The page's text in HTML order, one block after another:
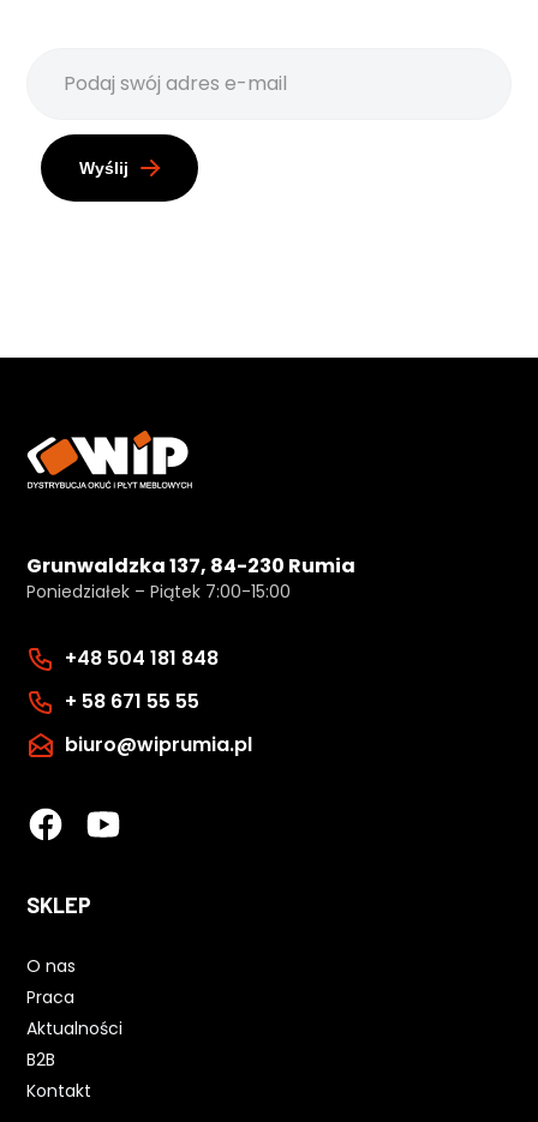
Wyślij
Grunwaldzka 137, 84-230 Rumia
Poniedziałek – Piątek 7:00-15:00
+48 504 181 848
+ 58 671 55 55
biuro@wiprumia.pl
SKLEP
O nas
Praca
Aktualności
B2B
Kontakt